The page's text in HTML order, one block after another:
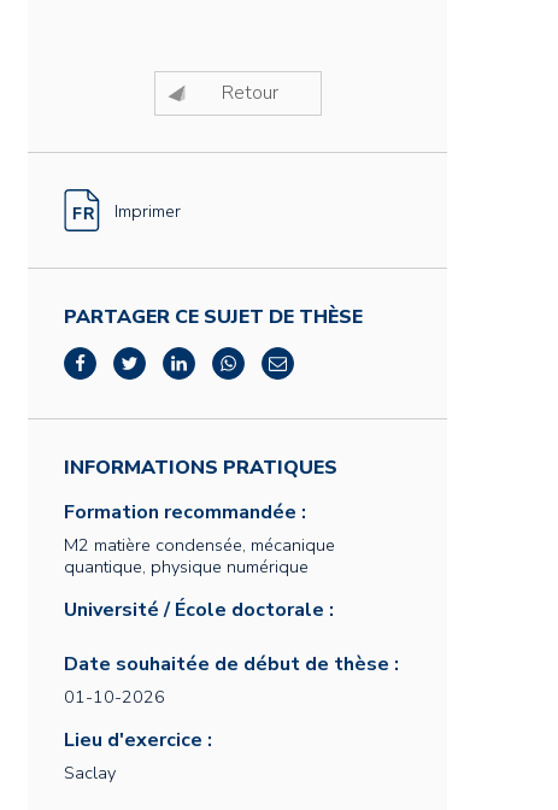
Retour
Imprimer
PARTAGER CE SUJET DE THÈSE
INFORMATIONS PRATIQUES
Formation recommandée :
M2 matière condensée, mécanique
quantique, physique numérique
Université / École doctorale :
Date souhaitée de début de thèse :
01-10-2026
Lieu d'exercice :
Saclay